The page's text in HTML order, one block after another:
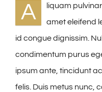
A
liquam
amet eleifend
id congue dignissim.
condimentum purus
ipsum ante, tincidunt
felis. Duis metus nunc,